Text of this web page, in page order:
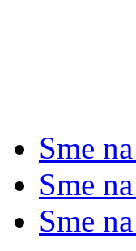
Sme
Sme
Sme